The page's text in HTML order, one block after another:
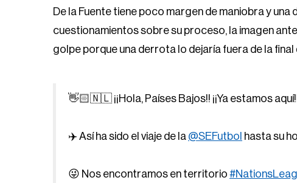
De la Fuente tiene poco margen de maniobra y
cuestionamientos sobre su proceso, la imagen
golpe porque una derrota lo dejaría fuera de la final
👋🏻🇳🇱 ¡¡Hola, Países Bajos!! ¡¡Ya estamos
✈️ Así ha sido el viaje de la @SEFutbol hasta su
😜 Nos encontramos en territorio